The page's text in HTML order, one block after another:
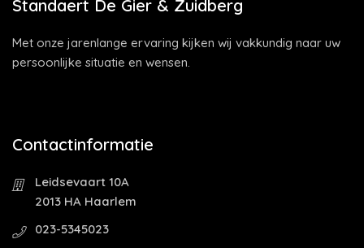
Standaert De Gier & Zuidberg
Met onze jarenlange ervaring kijken wij vakkundig naar uw
persoonlijke situatie en wensen.
Contactinformatie
Leidsevaart 10A
2013 HA Haarlem
023-5345023